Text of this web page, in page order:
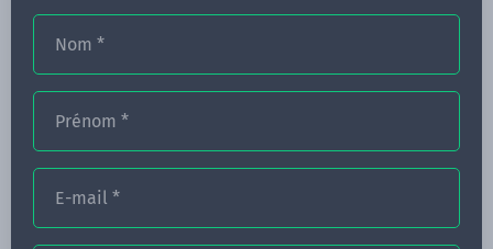
Nom *
Prénom *
E-mail *
CONGRÈS